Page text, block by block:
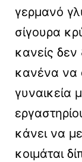
γερμανό
σίγουρα
κανείς δεν
κανένα να
γυναικεία
κάνει να
κοιμάται